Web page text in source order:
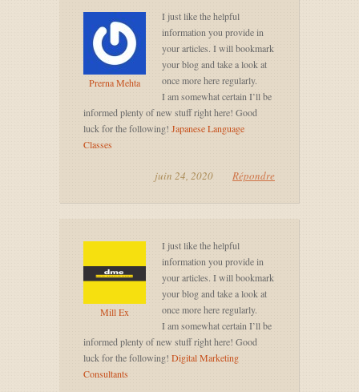
Prerna Mehta
I just like the helpful
information you provide in
your articles. I will bookmark
your blog and take a look at
once more here regularly.
I am somewhat certain I’ll be
informed plenty of new stuff right here! Good
luck for the following! Japanese Language
Classes
juin 24, 2020 Répondre
Mill Ex
I just like the helpful
information you provide in
your articles. I will bookmark
your blog and take a look at
once more here regularly.
I am somewhat certain I’ll be
informed plenty of new stuff right here! Good
luck for the following! Digital Marketing
Consultants